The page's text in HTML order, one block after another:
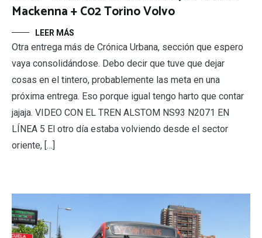
Mackenna + C02 Torino Volvo
LEER MÁS
Otra entrega más de Crónica Urbana, sección que espero
vaya consolidándose. Debo decir que tuve que dejar
cosas en el tintero, probablemente las meta en una
próxima entrega. Eso porque igual tengo harto que contar
jajaja. VIDEO CON EL TREN ALSTOM NS93 N2071 EN
LÍNEA 5 El otro día estaba volviendo desde el sector
oriente, […]